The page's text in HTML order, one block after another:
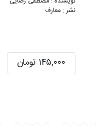
معارف
۱۴۵,۰۰۰ تومان